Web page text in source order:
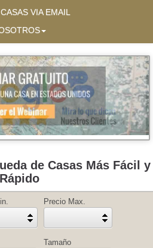
VIA EMAIL
de Casas Más Fácil y
Rápido
Precio Max.
Tamaño